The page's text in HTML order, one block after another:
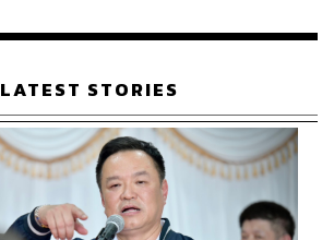
548
ABOUT THE AUTHOR
LATEST STORIES